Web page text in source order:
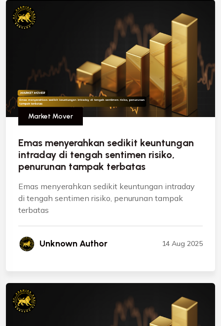
Market Mover
Emas menyerahkan sedikit keuntungan
intraday di tengah sentimen risiko,
penurunan tampak terbatas
Emas menyerahkan sedikit keuntungan intraday
di tengah sentimen risiko, penurunan tampak
terbatas
Unknown Author 14 Aug 2025